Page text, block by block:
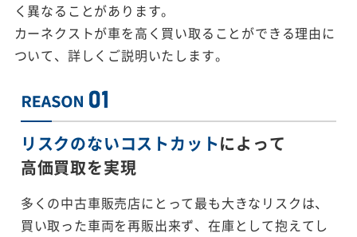
く異なることがあります。
カーネクストが車を高く買い取ることができる理由に
ついて、詳しくご説明いたします。
リスクのないコストカットによって
高価買取を実現
多くの中古車販売店にとって最も大きなリスクは、
買い取った車両を再販出来ず、在庫として抱えてし